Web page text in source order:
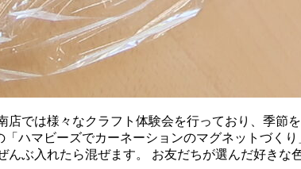
店では様々なクラフト体験会を行っており、季
ハマビーズでカーネーションのマグネットづく
んぶ入れたら混ぜます。 お友だちが選んだ好きな